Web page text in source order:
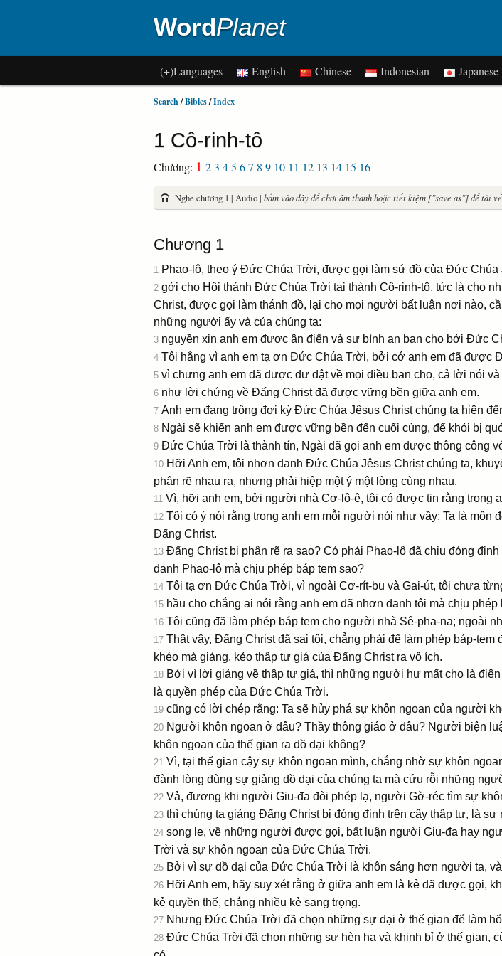
WordPlanet
(+)Languages English Chinese Indonesian Japanese
Search/Bibles/Index
1 Cô-rinh-tô
Chương: 1 23 45 67 8 9 10 11 12 13 14 15 16
Nghe chương 1 | Audio | bấm vào đây để chơi âm thanh hoặc tiết kiệm ["save as"] để tải
Chương 1
1 Phao-lô, theo ý Ðức Chúa Trời, được gọi làm sứ đồ của Ðức Chúa
2 gởi cho Hội thánh Ðức Chúa Trời tại thành Cô-rinh-tô, tức là cho
Christ, được gọi làm thánh đồ, lại cho mọi người bất luận nơi nào,
những người ấy và của chúng ta:
3 nguyền xin anh em được ân điển và sự bình an ban cho bởi Ðức
4 Tôi hằng vì anh em tạ ơn Ðức Chúa Trời, bởi cớ anh em đã được
5 vì chưng anh em đã được dư dật về mọi điều ban cho, cả lời nói
6 như lời chứng về Ðấng Christ đã được vững bền giữa anh em.
7 Anh em đang trông đợi kỳ Ðức Chúa Jêsus Christ chúng ta hiện
8 Ngài sẽ khiến anh em được vững bền đến cuối cùng, để khỏi bị
9 Ðức Chúa Trời là thành tín, Ngài đã gọi anh em được thông công
10 Hỡi Anh em, tôi nhơn danh Ðức Chúa Jêsus Christ chúng ta,
phân rẽ nhau ra, nhưng phải hiệp một ý một lòng cùng nhau.
11 Vì, hỡi anh em, bởi người nhà Cơ-lô-ê, tôi có được tin rằng trong
12 Tôi có ý nói rằng trong anh em mỗi người nói như vầy: Ta là môn
Ðấng Christ.
13 Ðấng Christ bị phân rẽ ra sao? Có phải Phao-lô đã chịu đóng
danh Phao-lô mà chịu phép báp tem sao?
14 Tôi tạ ơn Ðức Chúa Trời, vì ngoài Cơ-rít-bu và Gai-út, tôi chưa
15 hầu cho chẳng ai nói rằng anh em đã nhơn danh tôi mà chịu phép
16 Tôi cũng đã làm phép báp tem cho người nhà Sê-pha-na; ngoài
17 Thật vậy, Ðấng Christ đã sai tôi, chẳng phải để làm phép báp-
khéo mà giảng, kẻo thập tự giá của Ðấng Christ ra vô ích.
18 Bởi vì lời giảng về thập tự giá, thì những người hư mất cho là
là quyền phép của Ðức Chúa Trời.
19 cũng có lời chép rằng: Ta sẽ hủy phá sự khôn ngoan của người
20 Người khôn ngoan ở đâu? Thầy thông giáo ở đâu? Người biện
khôn ngoan của thế gian ra dồ dại không?
21 Vì, tại thế gian cậy sự khôn ngoan mình, chẳng nhờ sự khôn
đành lòng dùng sự giảng dồ dại của chúng ta mà cứu rỗi những
22 Vả, đương khi người Giu-đa đòi phép lạ, người Gờ-réc tìm sự
23 thì chúng ta giảng Ðấng Christ bị đóng đinh trên cây thập tự, là
24 song le, về những người được gọi, bất luận người Giu-đa hay
Trời và sự khôn ngoan của Ðức Chúa Trời.
25 Bởi vì sự dồ dại của Ðức Chúa Trời là khôn sáng hơn người ta,
26 Hỡi Anh em, hãy suy xét rằng ở giữa anh em là kẻ đã được gọi,
kẻ quyền thế, chẳng nhiều kẻ sang trọng.
27 Nhưng Ðức Chúa Trời đã chọn những sự dại ở thế gian để làm
28 Ðức Chúa Trời đã chọn những sự hèn hạ và khinh bỉ ở thế gian,